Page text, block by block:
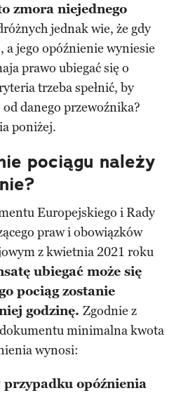
zmora niejednego
jednak wie, że gdy
a jego opóźnienie wyniesie
prawo ubiegać się o
trzeba spełnić, by
danego przewoźnika?
poniżej.
pociągu należy
Europejskiego i Rady
praw i obowiązków
z kwietnia 2021 roku
ubiegać może się
pociąg zostanie
godzinę. Zgodnie z
minimalna kwota
wynosi:
przypadku opóźnienia